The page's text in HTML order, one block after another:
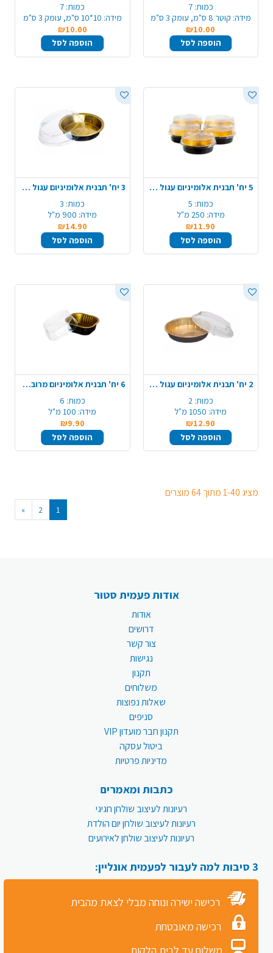
כמות: 7
מידה: קוטר 8 ס"מ, עומק 3 ס"מ
₪10.00
הוספה לסל
כמות: 7
מידה: 10*10 ס"מ, עומק 3 ס"מ
₪10.00
הוספה לסל
5 יח' תבנית אלומיניום עגול + מכסה - שחור זהב
כמות: 5
מידה: 250 מ"ל
₪11.90
הוספה לסל
3 יח' תבנית אלומיניום עגול + מכסה - שחור זהב
כמות: 3
מידה: 900 מ"ל
₪14.90
הוספה לסל
2 יח' תבנית אלומיניום עגול + מכסה - שחור זהב
כמות: 2
מידה: 1050 מ"ל
₪12.90
הוספה לסל
6 יח' תבנית אלומיניום מרובע + מכסה - שחור זהב
כמות: 6
מידה: 100 מ"ל
₪9.90
הוספה לסל
מציג 1-40 מתוך 64 מוצרים
1
2
»
אודות פעמית סטור
אודות
דרושים
צור קשר
נגישות
תקנון
משלוחים
שאלות נפוצות
סניפים
תקנון חבר מועדון VIP
ביטול עסקה
מדיניות פרטיות
כתבות ומאמרים
רעיונות לעיצוב שולחן חגיגי
רעיונות לעיצוב שולחן יום הולדת
רעיונות לעיצוב שולחן לאירועים
3 סיבות למה לעבור לפעמית אונליין:
רכישה ישירה ונוחה מבלי לצאת מהבית
רכישה מאובטחת
משלוח עד לבית הלקוח